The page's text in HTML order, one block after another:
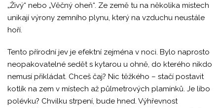
„Živý“ nebo „Věčný oheň“. Ze země tu na několika místech
unikají výrony zemního plynu, který na vzduchu neustále
hoří.
Tento přírodní jev je efektní zejména v noci. Bylo naprosto
neopakovatelné sedět s kytarou u ohně, do kterého nikdo
nemusí přikládat. Chceš čaj? Nic těžkého – stačí postavit
kotlík na zem v místech až půlmetrových plamínků. Je libo
polévku? Chvilku strpení, bude hned. Výhřevnost